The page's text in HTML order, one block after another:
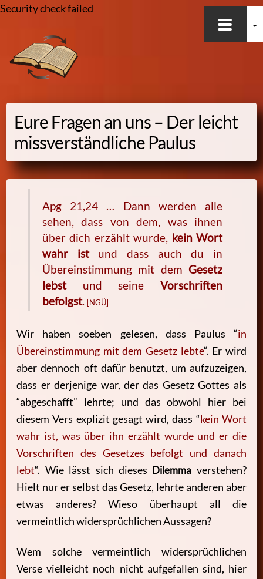
Security check failed
content
Eure Fragen an uns – Der leicht
missverständliche Paulus
Apg 21,24
… Dann werden alle
sehen, dass von dem, was ihnen
über dich erzählt wurde, kein Wort
wahr istund dass auch du in
Übereinstimmung mit dem Gesetz
lebst und seine Vorschriften
befolgst. [NGÜ]
Wir haben soeben gelesen, dass Paulus “in
Übereinstimmung mit dem Gesetz lebte“. Er wird
aber dennoch oft dafür benutzt, um aufzuzeigen,
dass er derjenige war, der das Gesetz Gottes als
“abgeschafft” lehrte; und das obwohl hier bei
diesem Vers explizit gesagt wird, dass “kein Wort
wahr ist, was über ihn erzählt wurde und er die
Vorschriften des Gesetzes befolgt und danach
lebt“. Wie lässt sich dieses Dilemma verstehen?
Hielt nur er selbst das Gesetz, lehrte anderen aber
etwas anderes? Wieso überhaupt all die
vermeintlich widersprüchlichen Aussagen?
Wem solche vermeintlich widersprüchlichen
Verse vielleicht noch nicht aufgefallen sind, hier